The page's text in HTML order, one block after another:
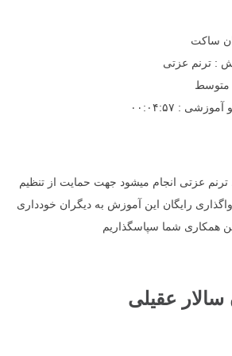
ساکت
: ترنم عزتی
: ۰۰:۰۴:۵۷
عزتی انجام میشود جهت حمایت از تنظیم
واگذاری رایگان این آموزش به دیگران خودداری
همکاری شما سپاسگذاریم
سالار عقیلی